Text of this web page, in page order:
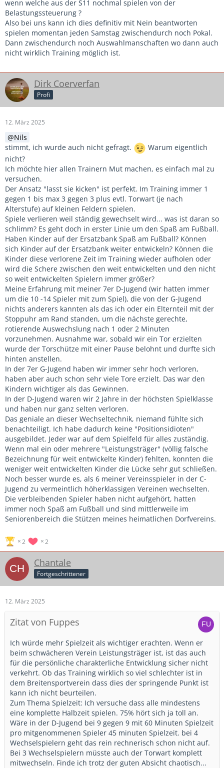
alles mit der individuellen Entwicklung macht. Und wie
gesagt, ich sehe das total unabhängig von NLZ oder
Breitensport. Kids in den Alter brauchen Spielzeit und wenn
ich eben viele Freundschaftsspiele, Leistungsvergleiche und
Co machen muss um allen gerecht zu werden, dann ist das
Viel Erfolg und gute Entscheidungsfindung.
wenn welche aus der S11 nochmal spielen von der
Belastungssteuerung ?
Also bei uns kann ich dies definitiv mit Nein beantworten
spielen momentan jeden Samstag zwischendurch noch Pokal.
Dann zwischendurch noch Auswahlmanschaften wo dann auch
nicht wirklich Training möglich ist.
Dirk Coerverfan
Profi
12. März 2025
Nils
stimmt, ich wurde auch nicht gefragt.
Warum eigentlich
nicht?
Ich möchte hier allen Trainern Mut machen, es einfach mal zu
versuchen.
Der Ansatz "lasst sie kicken" ist perfekt. Im Training immer 1
gegen 1 bis max 3 gegen 3 plus evtl. Torwart (je nach
Alterstufe) auf kleinen Feldern spielen.
Spiele verlieren weil ständig gewechselt wird... was ist daran so
schlimm? Es geht doch in erster Linie um den Spaß am Fußball.
Haben Kinder auf der Ersatzbank Spaß am Fußball? Können
sich Kinder auf der Ersatzbank weiter entwickeln? Können die
Kinder diese verlorene Zeit im Training wieder aufholen oder
wird die Schere zwischen den weit entwickelten und den nicht
so weit entwickelten Spielern immer größer?
Meine Erfahrung mit meiner 7er D-Jugend (wir hatten immer
um die 10 -14 Spieler mit zum Spiel), die von der G-Jugend
nichts anderers kannten als das ich oder ein Elternteil mit der
Stoppuhr am Rand standen, um die nächste gerechte,
rotierende Auswechslung nach 1 oder 2 Minuten
vorzunehmen. Ausnahme war, sobald wir ein Tor erzielten
wurde der Torschütze mit einer Pause belohnt und durfte sich
hinten anstellen.
In der 7er G-Jugend haben wir immer sehr hoch verloren,
haben aber auch schon sehr viele Tore erzielt. Das war den
Kindern wichtiger als das Gewinnen.
In der D-Jugend waren wir 2 Jahre in der höchsten Spielklasse
und haben nur ganz selten verloren.
Das geniale an dieser Wechseltechnik, niemand fühlte sich
benachteiligt. Ich habe dadurch keine "Positionsidioten"
ausgebildet. Jeder war auf dem Spielfeld für alles zuständig.
Wenn mal ein oder mehrere "Leistungsträger" (völlig falsche
Bezeichnung für weit entwickelte Kinder) fehlten, konnten die
weniger weit entwickelten Kinder die Lücke sehr gut schließen.
Noch besser wurde es, als 6 meiner Vereinsspieler in der C-
Jugend zu vermeintlich höherklassigen Vereinen wechselten.
Die verbleibenden Spieler haben nicht aufgehört, hatten
immer noch Spaß am Fußball und sind mittlerweile im
Seniorenbereich die Stützen meines heimatlichen Dorfvereins.
2 2
Chantale
Fortgeschrittener
12. März 2025
Zitat von Fuppes
Ich würde mehr Spielzeit als wichtiger erachten. Wenn er
beim schwächeren Verein Leistungsträger ist, ist das auch
für die persönliche charakterliche Entwicklung sicher nicht
verkehrt. Ob das Training wirklich so viel schlechter ist in
dem Breitensportverein dass dies der springende Punkt ist
kann ich nicht beurteilen.
Zum Thema Spielzeit: Ich versuche dass alle mindestens
eine komplette Halbzeit spielen. 75% hört sich ja toll an.
Wäre in der D-Jugend bei 9 gegen 9 mit 60 Minuten Spielzeit
pro mitgenommenen Spieler 45 minuten Spielzeit. bei 4
Wechselspielern geht das rein rechnerisch schon nicht auf.
Bei 3 Wechselspielern müsste auch der Torwart komplett
mitwechseln. Finde ich trotz der guten Absicht chaotisch...